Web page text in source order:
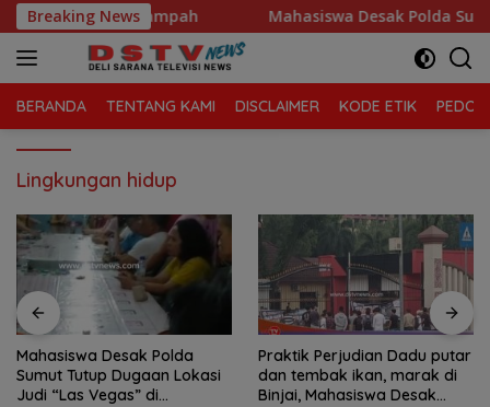
Langsung
ke
konten
Breaking News
Kelola Sampah Mahasiswa Desak Polda Sumut
BERANDA TENTANG KAMI DISCLAIMER KODE ETIK
Lingkungan hidup
Mahasiswa Desak Polda
Sumut Tutup Dugaan Lokasi
Judi “Las Vegas” di
Praktik Perjudian Dadu putar
dan tembak ikan, marak di
Binjai, Mahasiswa Desak